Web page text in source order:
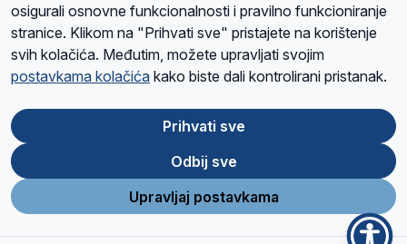
O namaRadio ProgramVolonteriPrijateljiKontaktPravila privatnosti
Ova stranica je zaštićena Google reCAPTCHA sustavom
Store
Google
Play
osigurali osnovne funkcionalnosti i pravilno funkcioniranje
stranice. Klikom na "Prihvati sve" pristajete na korištenje
svih kolačića. Međutim, možete upravljati svojim
postavkama kolačića kako biste dali kontrolirani pristanak.
Prihvati sve
Odbij sve
Upravljaj postavkama